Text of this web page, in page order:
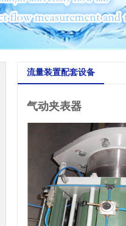
流量装置配套设备
气动夹表器